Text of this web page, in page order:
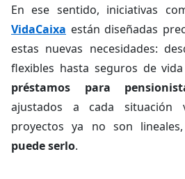
En ese sentido, iniciativas
VidaCaixa están diseñadas
estas nuevas necesidades:
flexibles hasta seguros de
préstamos para
ajustados a cada
proyectos ya no son lineales,
puede serlo.